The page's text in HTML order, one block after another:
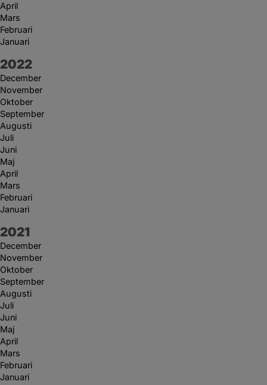
April
Mars
Februari
Januari
År:
2022
December
November
Oktober
September
Augusti
Juli
Juni
Maj
April
Mars
Februari
Januari
År:
2021
December
November
Oktober
September
Augusti
Juli
Juni
Maj
April
Mars
Februari
Januari